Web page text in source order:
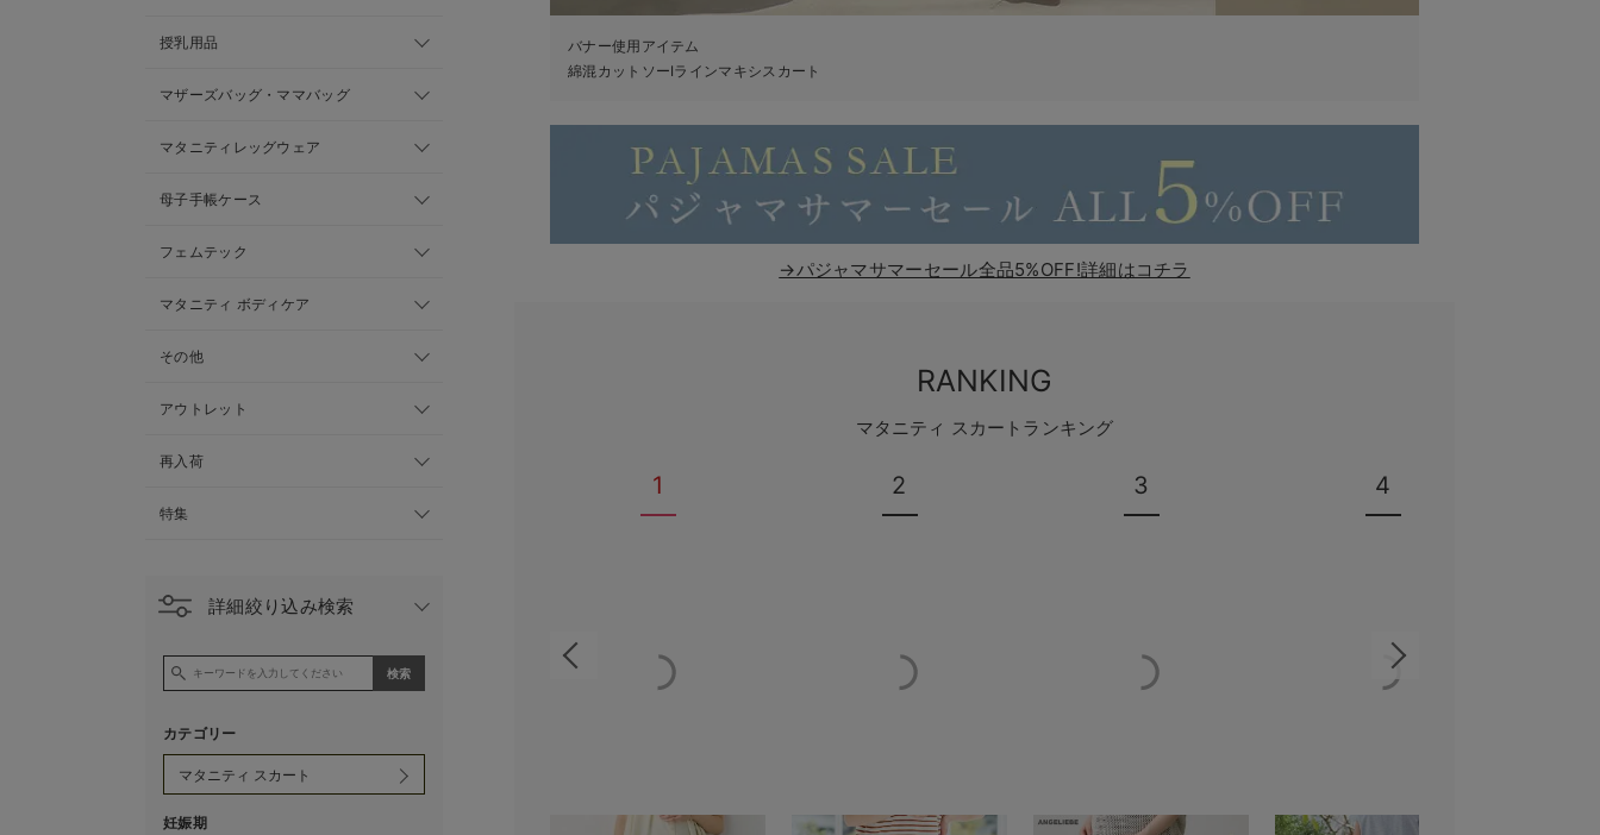
授乳用品
マザーズバッグ・ママバッグ
マタニティレッグウェア
母子手帳ケース
フェムテック
マタニティ ボディケア
その他
アウトレット
再入荷
特集
詳細絞り込み検索
カテゴリー
妊娠期
バナー使用アイテム
綿混カットソーIラインマキシスカート
→パジャマサマーセール全品5%OFF!詳細はコチラ
RANKING
マタニティ スカートランキング
1 2 3 4